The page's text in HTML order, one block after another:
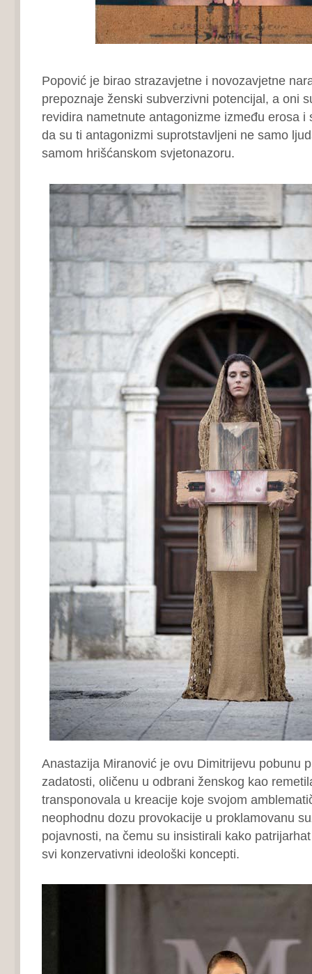
Popović je birao strazavjetne i novozavjetne
prepoznaje ženski subverzivni potencijal, a oni
revidira nametnute antagonizme između erosa i
da su ti antagonizmi suprotstavljeni ne samo
samom hrišćanskom svjetonazoru.
Anastazija Miranović je ovu Dimitrijevu pobunu
zadatosti, oličenu u odbrani ženskog kao
transponovala u kreacije koje svojom
neophodnu dozu provokacije u proklamovanu
pojavnosti, na čemu su insistirali kako
svi konzervativni ideološki koncepti.